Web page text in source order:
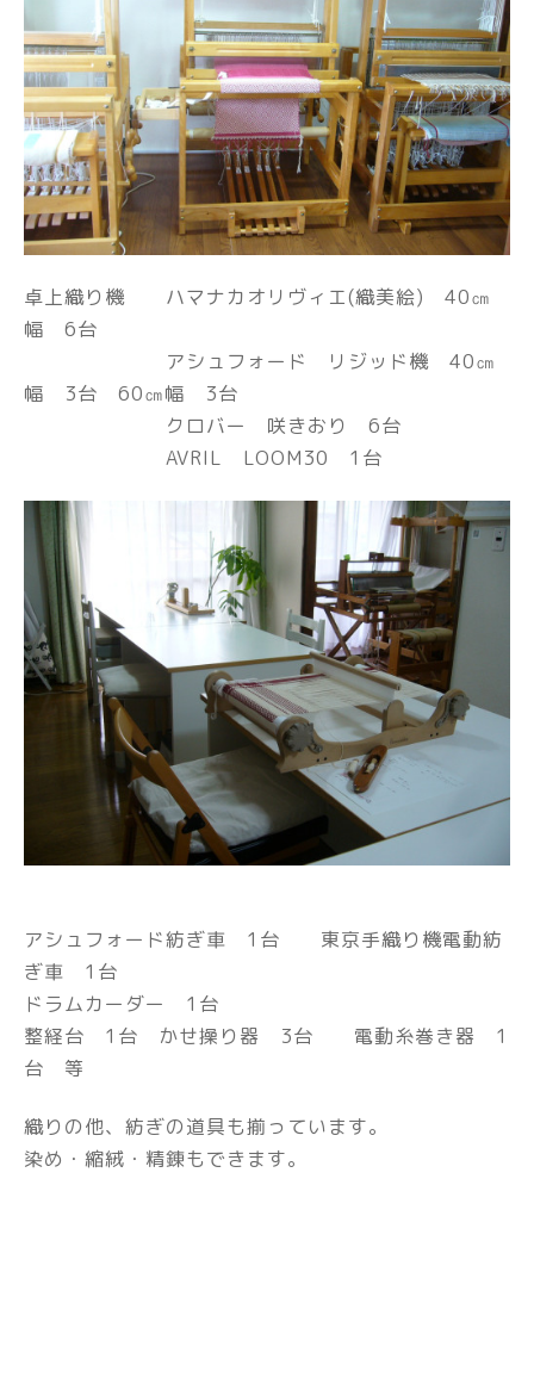
卓上織り機 ハマナカオリヴィエ(織美絵) 40㎝
幅 6台
アシュフォード リジッド機 40㎝
幅 3台 60㎝幅 3台
クロバー 咲きおり 6台
AVRIL LOOM30 1台
アシュフォード紡ぎ車 1台 東京手織り機電動紡
ぎ車 1台
ドラムカーダー 1台
整経台 1台 かせ操り器 3台 電動糸巻き器 1
台 等
織りの他、紡ぎの道具も揃っています。
染め・縮絨・精錬もできます。